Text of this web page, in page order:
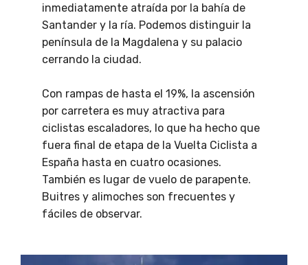
inmediatamente atraída por la bahía de
Santander y la ría. Podemos distinguir la
península de la Magdalena y su palacio
cerrando la ciudad.
Con rampas de hasta el 19%, la ascensión
por carretera es muy atractiva para
ciclistas escaladores, lo que ha hecho que
fuera final de etapa de la Vuelta Ciclista a
España hasta en cuatro ocasiones.
También es lugar de vuelo de parapente.
Buitres y alimoches son frecuentes y
fáciles de observar.